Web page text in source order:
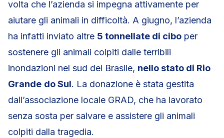
volta che l’azienda si impegna attivamente per
aiutare gli animali in difficoltà. A giugno, l’azienda
ha infatti inviato altre 5 tonnellate di cibo per
sostenere gli animali colpiti dalle terribili
inondazioni nel sud del Brasile, nello stato di Rio
Grande do Sul. La donazione è stata gestita
dall’associazione locale GRAD, che ha lavorato
senza sosta per salvare e assistere gli animali
colpiti dalla tragedia.